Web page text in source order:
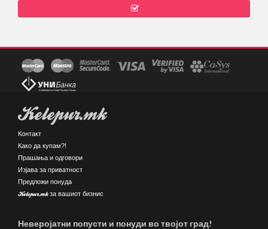
Kelepur.mk
Контакт
Како да купам?!
Прашања и одговори
Изјава за приватност
Предложи понуда
Kelepur.mk за вашиот бизнис
Неверојатни попусти и понуди во твојот град!